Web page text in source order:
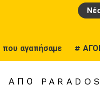
που αγαπήσαμε #
ΑΠΌ